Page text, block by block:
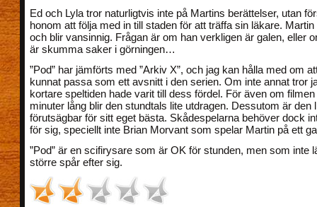
Ed och Lyla tror naturligtvis inte på Martins berättelser, utan
honom att följa med in till staden för att träffa sin läkare.
och blir vansinnig. Frågan är om han verkligen är galen, eller
är skumma saker i görningen…
”Pod” har jämförts med ”Arkiv X”, och jag kan hålla med om
kunnat passa som ett avsnitt i den serien. Om inte annat tror
kortare speltiden hade varit till dess fördel. För även om
minuter lång blir den stundtals lite utdragen. Dessutom är den
förutsägbar för sitt eget bästa. Skådespelarna behöver dock
för sig, speciellt inte Brian Morvant som spelar Martin på ett
”Pod” är en scifirysare som är OK för stunden, men som inte
större spår efter sig.